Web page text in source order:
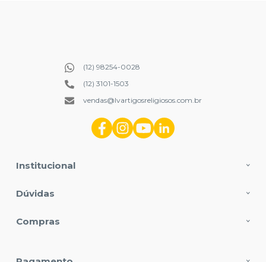
Institucional
Dúvidas
Compras
(12) 98254-0028
(12) 3101-1503
vendas@lvartigosreligiosos.com.br